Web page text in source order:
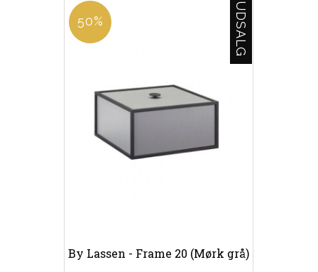
50% UDSALG
By Lassen - Frame 20 (Mørk grå)